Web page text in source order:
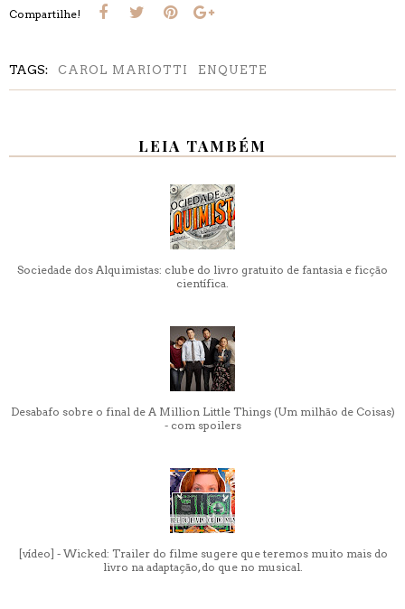
Compartilhe!
TAGS: CAROL MARIOTTI ENQUETE
LEIA TAMBÉM
Sociedade dos Alquimistas: clube do livro gratuito de fantasia e ficção
científica.
Desabafo sobre o final de A Million Little Things (Um milhão de Coisas)
- com spoilers
[vídeo] - Wicked: Trailer do filme sugere que teremos muito mais do
livro na adaptação, do que no musical.